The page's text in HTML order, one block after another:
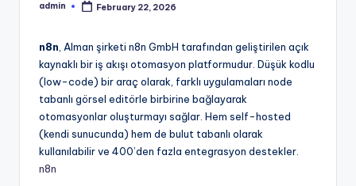
Posted
admin February 22, 2026
n8n , Alman şirketi n8n GmbH tarafından geliştirilen açık
kaynaklı bir iş akışı otomasyon platformudur. Düşük kodlu
(low-code) bir araç olarak, farklı uygulamaları node
tabanlı görsel editörle birbirine bağlayarak
otomasyonlar oluşturmayı sağlar. Hem self-hosted
(kendi sunucunda) hem de bulut tabanlı olarak
kullanılabilir ve 400’den fazla entegrasyon destekler.
n8n